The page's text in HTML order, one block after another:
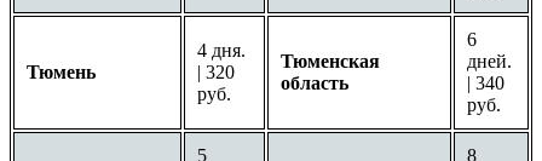
Тюмень
4 дня.
| 320
руб.
Тюменская
область
6
дней.
| 340
руб.
5
8